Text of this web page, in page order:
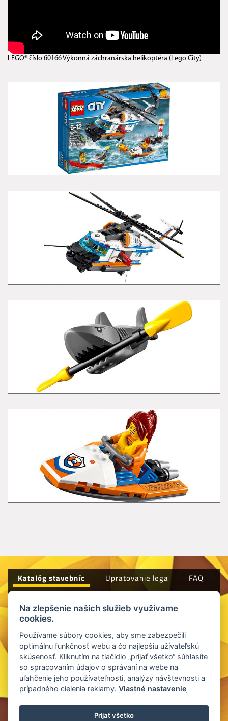
LEGO® číslo 60166 Výkonná záchranárska helikoptéra (Lego City)
Katalóg stavebníc Upratovanie lega
FAQ
Design by
Na zlepšenie našich služieb využívame
cookies.
Používame súbory cookies, aby sme zabezpečili
optimálnu funkčnosť webu a čo najlepšiu užívateľskú
skúsenosť. Kliknutím na tlačidlo „prijať všetko“ súhlasíte
so spracovaním údajov o správaní na webe na
uľahčenie jeho používateľnosti, analýzy návštevnosti a
prípadného cielenia reklamy.Vlastné nastavenie
Prijať všetko